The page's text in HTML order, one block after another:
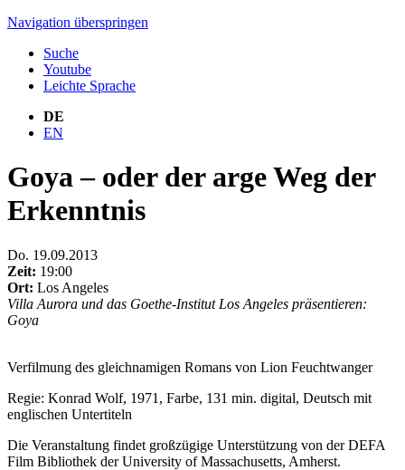
Navigation überspringen
Suche
Youtube
Leichte Sprache
DE
EN
Goya – oder der arge Weg der
Erkenntnis
Do. 19.09.2013
Zeit: 19:00
Ort: Los Angeles
Villa Aurora und das Goethe-Institut Los Angeles präsentieren:
Goya
Verfilmung des gleichnamigen Romans von Lion Feuchtwanger
Regie: Konrad Wolf, 1971, Farbe, 131 min. digital, Deutsch mit
englischen Untertiteln
Die Veranstaltung findet großzügige Unterstützung von der DEFA
Film Bibliothek der University of Massachusetts, Amherst.